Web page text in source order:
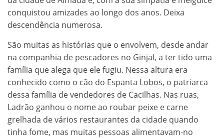
conquistou amizades ao longo dos anos. Deixa
descendência numerosa.
São muitas as histórias que o envolvem, desde andar
na companhia de pescadores no Ginjal, a ter tido uma
família que alega que ele fugiu. Nessa altura era
conhecido como o cão do Espanta Lobos, o patriarca
dessa família de vendedores de Cacilhas. Nas ruas,
Ladrão ganhou o nome ao roubar peixe e carne
grelhada de vários restaurantes da cidade quando
tinha fome, mas muitas pessoas alimentavam-no